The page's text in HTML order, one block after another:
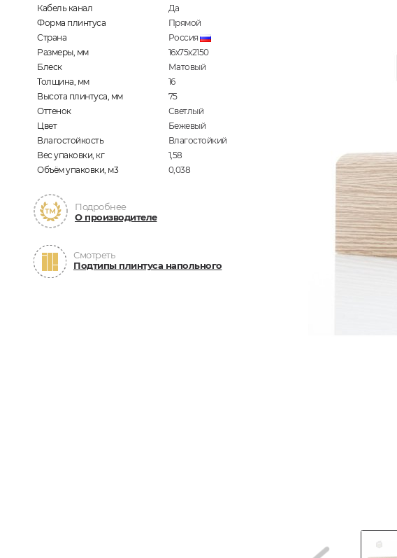
Кабель канал
Да
Форма плинтуса
Прямой
Страна
Россия
Размеры, мм
16х75х2150
Блеск
Матовый
Толщина, мм
16
Высота плинтуса, мм
75
Оттенок
Светлый
Цвет
Бежевый
Влагостойкость
Влагостойкий
Вес упаковки, кг
1,58
Объём упаковки, м3
0,038
Подробнее
О производителе
Смотреть
Подтипы плинтуса напольного